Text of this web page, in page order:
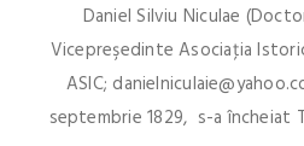
Daniel Silviu Niculae
Vicepreşedinte Asociaţia
ASIC;
septembrie 1829, s-a încheiat